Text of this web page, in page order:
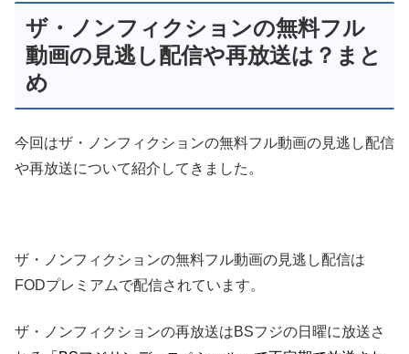
ザ・ノンフィクションの無料フル
動画の見逃し配信や再放送は？まと
め
今回はザ・ノンフィクションの無料フル動画の見逃し配信
や再放送について紹介してきました。
ザ・ノンフィクションの無料フル動画の見逃し配信は
FODプレミアムで配信されています。
ザ・ノンフィクションの再放送はBSフジの日曜に放送さ